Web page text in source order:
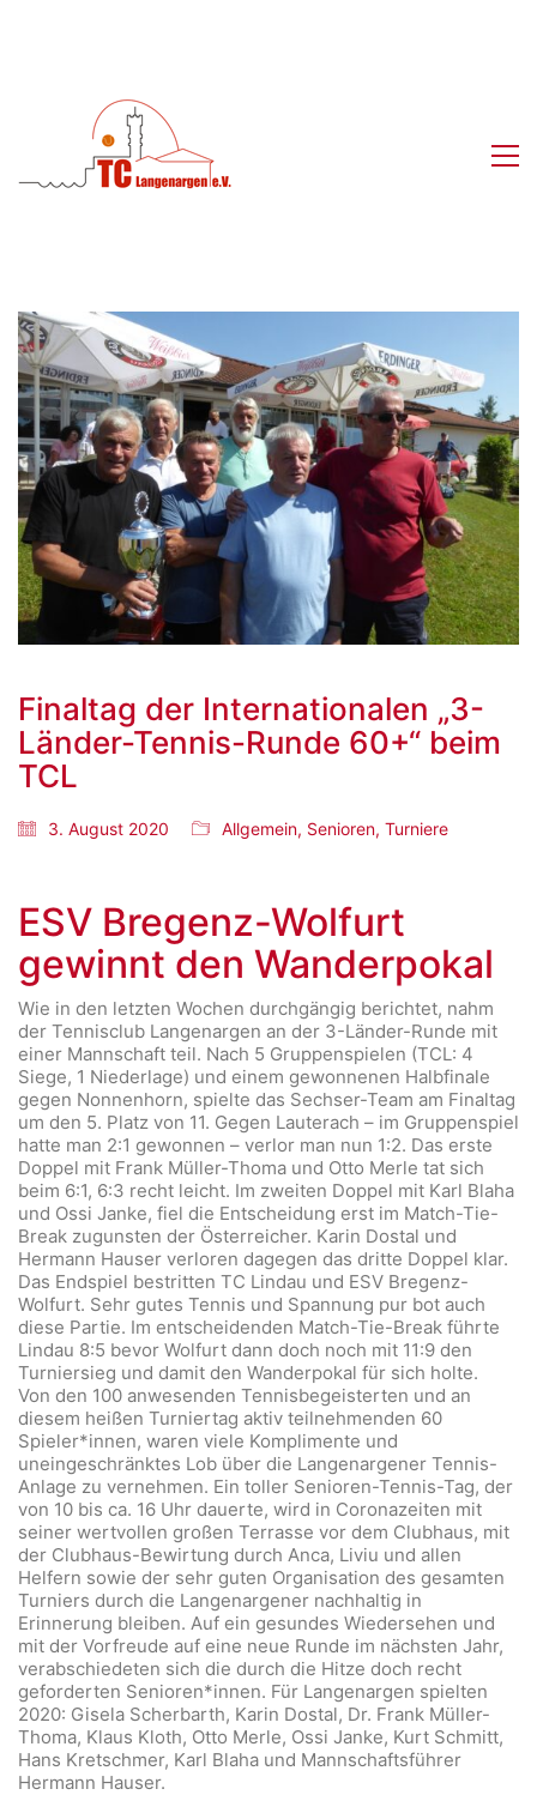
Finaltag der Internationalen „3-
Länder-Tennis-Runde 60+“ beim
TCL
3. August 2020 Allgemein, Senioren, Turniere
ESV Bregenz-Wolfurt
gewinnt den Wanderpokal
Wie in den letzten Wochen durchgängig berichtet, nahm
der Tennisclub Langenargen an der 3-Länder-Runde mit
einer Mannschaft teil. Nach 5 Gruppenspielen (TCL: 4
Siege, 1 Niederlage) und einem gewonnenen Halbfinale
gegen Nonnenhorn, spielte das Sechser-Team am Finaltag
um den 5. Platz von 11. Gegen Lauterach – im Gruppenspiel
hatte man 2:1 gewonnen – verlor man nun 1:2. Das erste
Doppel mit Frank Müller-Thoma und Otto Merle tat sich
beim 6:1, 6:3 recht leicht. Im zweiten Doppel mit Karl Blaha
und Ossi Janke, fiel die Entscheidung erst im Match-Tie-
Break zugunsten der Österreicher. Karin Dostal und
Hermann Hauser verloren dagegen das dritte Doppel klar.
Das Endspiel bestritten TC Lindau und ESV Bregenz-
Wolfurt. Sehr gutes Tennis und Spannung pur bot auch
diese Partie. Im entscheidenden Match-Tie-Break führte
Lindau 8:5 bevor Wolfurt dann doch noch mit 11:9 den
Turniersieg und damit den Wanderpokal für sich holte.
Von den 100 anwesenden Tennisbegeisterten und an
diesem heißen Turniertag aktiv teilnehmenden 60
Spieler*innen, waren viele Komplimente und
uneingeschränktes Lob über die Langenargener Tennis-
Anlage zu vernehmen. Ein toller Senioren-Tennis-Tag, der
von 10 bis ca. 16 Uhr dauerte, wird in Coronazeiten mit
seiner wertvollen großen Terrasse vor dem Clubhaus, mit
der Clubhaus-Bewirtung durch Anca, Liviu und allen
Helfern sowie der sehr guten Organisation des gesamten
Turniers durch die Langenargener nachhaltig in
Erinnerung bleiben. Auf ein gesundes Wiedersehen und
mit der Vorfreude auf eine neue Runde im nächsten Jahr,
verabschiedeten sich die durch die Hitze doch recht
geforderten Senioren*innen. Für Langenargen spielten
2020: Gisela Scherbarth, Karin Dostal, Dr. Frank Müller-
Thoma, Klaus Kloth, Otto Merle, Ossi Janke, Kurt Schmitt,
Hans Kretschmer, Karl Blaha und Mannschaftsführer
Hermann Hauser.